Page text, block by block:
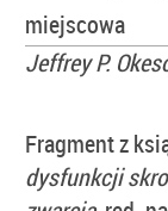
miejscowa
Jeffrey P.
Fragment z
dysfunkcji